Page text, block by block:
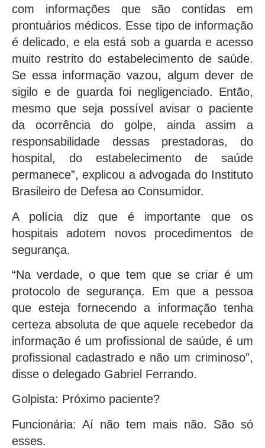
com informações que são contidas em
prontuários médicos. Esse tipo de informação
é delicado, e ela está sob a guarda e acesso
muito restrito do estabelecimento de saúde.
Se essa informação vazou, algum dever de
sigilo e de guarda foi negligenciado. Então,
mesmo que seja possível avisar o paciente
da ocorrência do golpe, ainda assim a
responsabilidade dessas prestadoras, do
hospital, do estabelecimento de saúde
permanece”, explicou a advogada do Instituto
Brasileiro de Defesa ao Consumidor.
A polícia diz que é importante que os
hospitais adotem novos procedimentos de
segurança.
“Na verdade, o que tem que se criar é um
protocolo de segurança. Em que a pessoa
que esteja fornecendo a informação tenha
certeza absoluta de que aquele recebedor da
informação é um profissional de saúde, é um
profissional cadastrado e não um criminoso”,
disse o delegado Gabriel Ferrando.
Golpista: Próximo paciente?
Funcionária: Aí não tem mais não. São só
esses.